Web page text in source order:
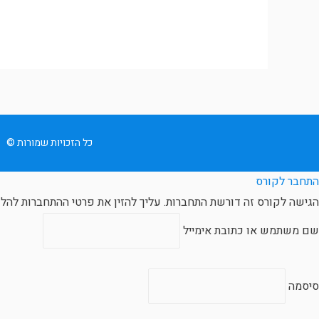
כל הזכויות שמורות ©
התחבר לקורס
הגישה לקורס זה דורשת התחברות. עליך להזין את פרטי ההתחברות
שם משתמש או כתובת אימייל
סיסמה